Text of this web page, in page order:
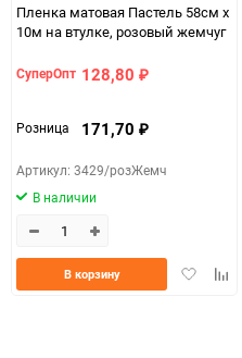
Пленка матовая Пастель 58см х
10м на втулке, розовый жемчуг
СуперОпт 128,80 ₽
Розница 171,70 ₽
Артикул: 3429/розЖемч
В наличии
Добавить
В корзину